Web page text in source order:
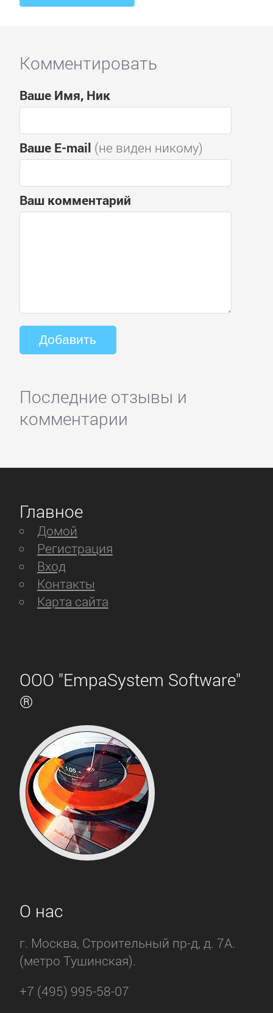
Комментировать
Ваше Имя, Ник
Ваше E-mail (не виден никому)
Ваш комментарий
Последние отзывы и
комментарии
Главное
Домой
Регистрация
Вход
Контакты
Карта сайта
ООО "EmpaSystem Software"
®
О нас
г. Москва, Строительный пр-д, д. 7А.
(метро Тушинская).
+7 (495) 995-58-07